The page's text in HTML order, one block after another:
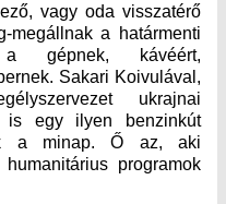
vagy oda visszatérő
megállnak a határmenti
a gépnek, kávéért,
Sakari Koivulával,
ukrajnai
is egy ilyen benzinkút
a minap. Ő az, aki
programok